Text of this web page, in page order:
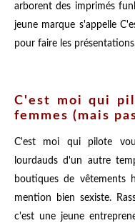
arborent des imprimés
jeune marque s'appelle
pour faire les
C'est moi qui
femmes (mais
C'est moi qui pilote
lourdauds d'un autre
boutiques de vêtements
mention bien sexiste.
c'est une jeune